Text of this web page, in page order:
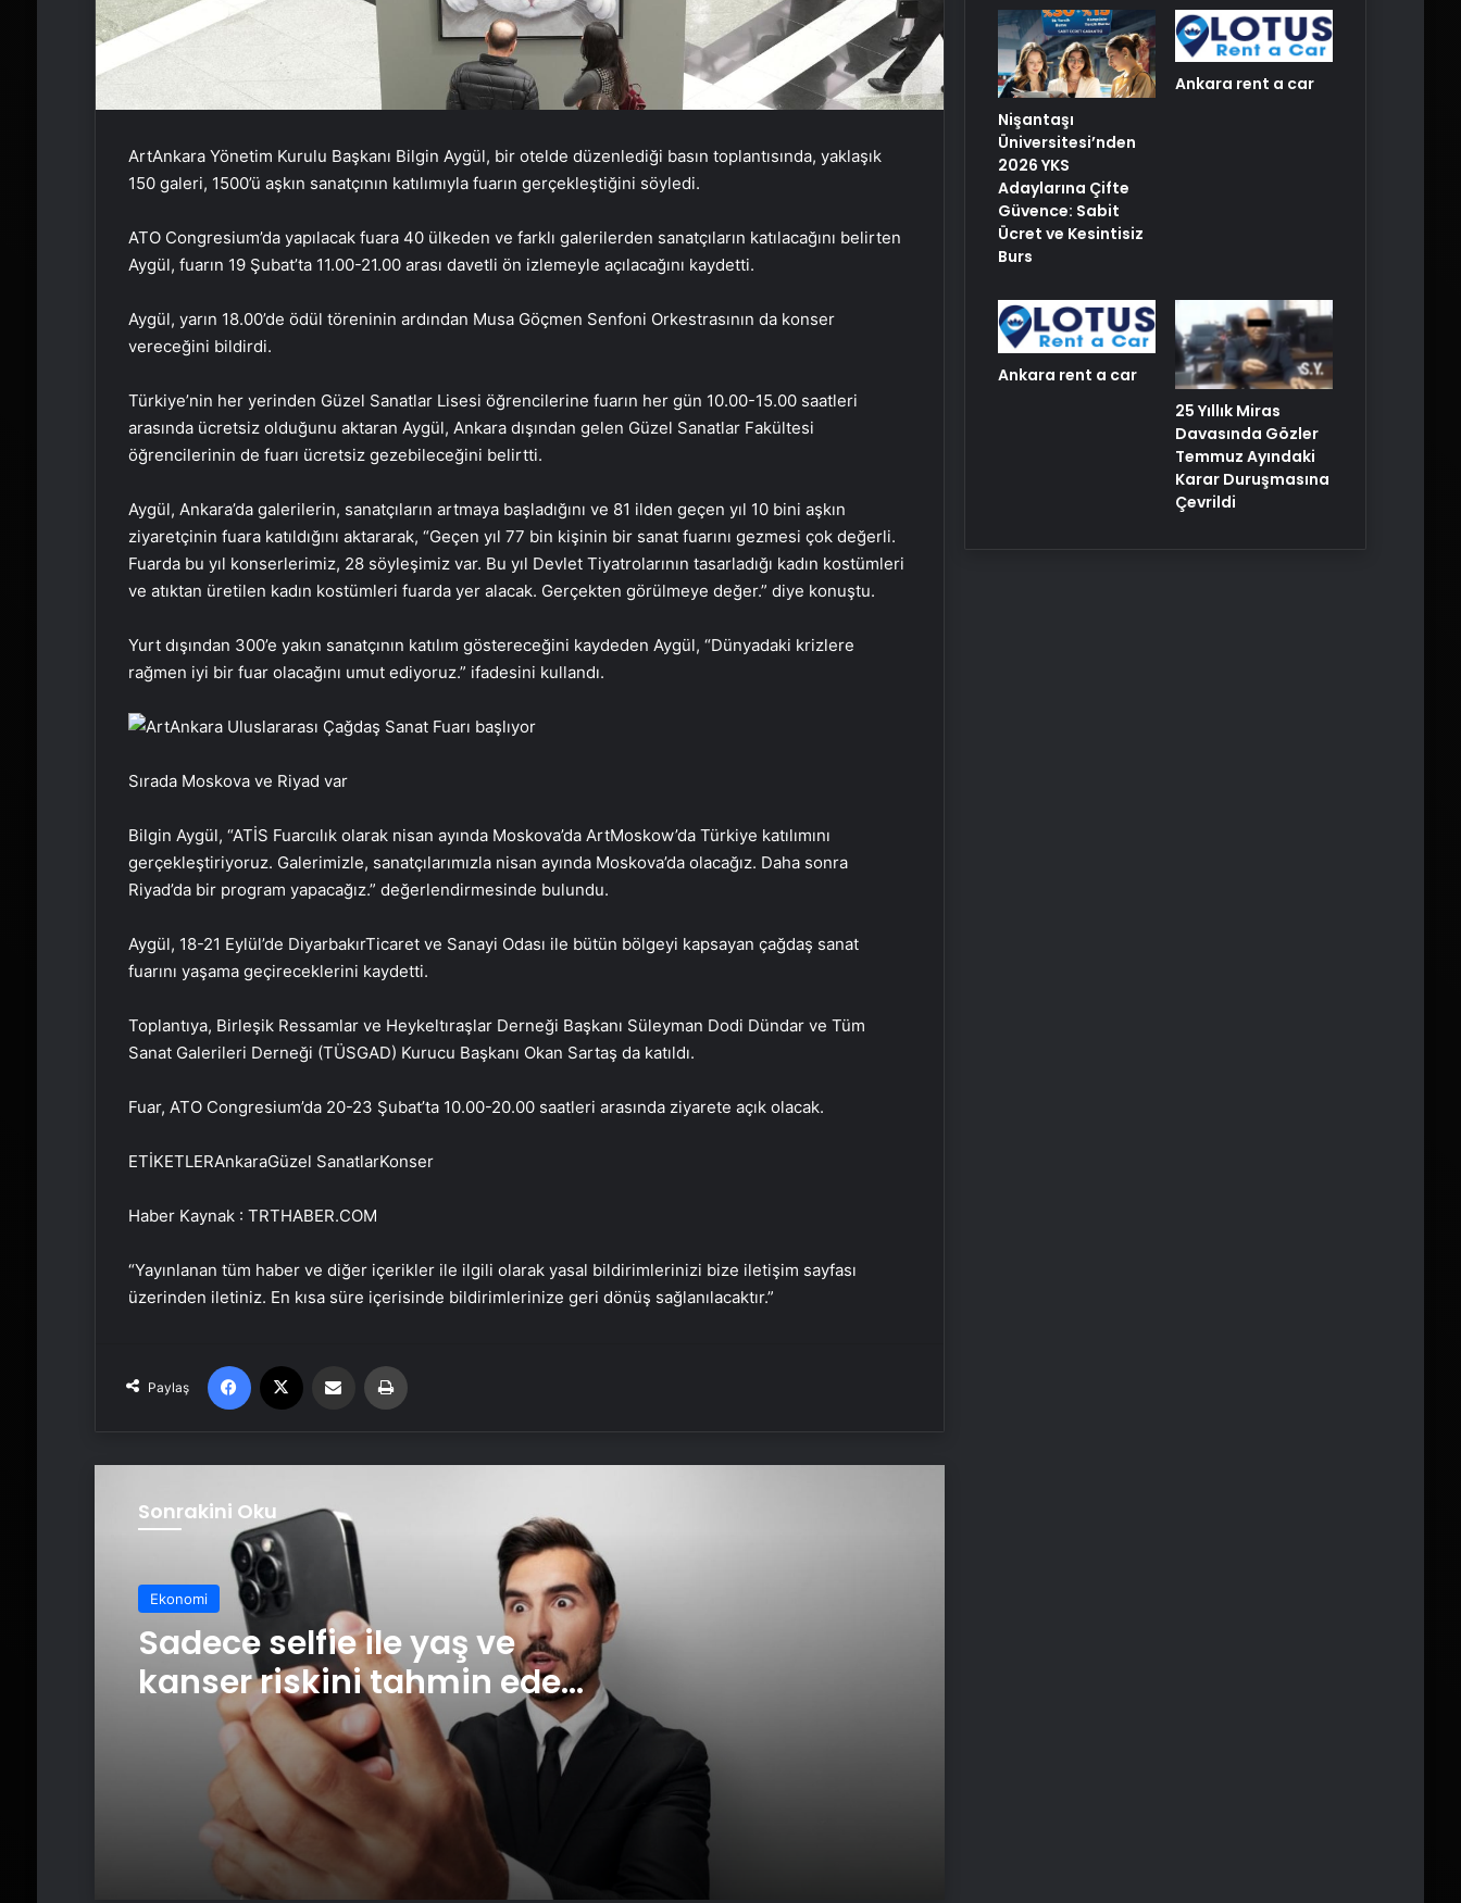
ArtAnkara Yönetim Kurulu Başkanı Bilgin Aygül, bir otelde düzenlediği basın toplantısında, yaklaşık
150 galeri, 1500’ü aşkın sanatçının katılımıyla fuarın gerçekleştiğini söyledi.
ATO Congresium’da yapılacak fuara 40 ülkeden ve farklı galerilerden sanatçıların katılacağını belirten
Aygül, fuarın 19 Şubat’ta 11.00-21.00 arası davetli ön izlemeyle açılacağını kaydetti.
Aygül, yarın 18.00’de ödül töreninin ardından Musa Göçmen Senfoni Orkestrasının da konser
vereceğini bildirdi.
Türkiye’nin her yerinden Güzel Sanatlar Lisesi öğrencilerine fuarın her gün 10.00-15.00 saatleri
arasında ücretsiz olduğunu aktaran Aygül, Ankara dışından gelen Güzel Sanatlar Fakültesi
öğrencilerinin de fuarı ücretsiz gezebileceğini belirtti.
Aygül, Ankara’da galerilerin, sanatçıların artmaya başladığını ve 81 ilden geçen yıl 10 bini aşkın
ziyaretçinin fuara katıldığını aktararak, “Geçen yıl 77 bin kişinin bir sanat fuarını gezmesi çok değerli.
Fuarda bu yıl konserlerimiz, 28 söyleşimiz var. Bu yıl Devlet Tiyatrolarının tasarladığı kadın kostümleri
ve atıktan üretilen kadın kostümleri fuarda yer alacak. Gerçekten görülmeye değer.” diye konuştu.
Yurt dışından 300’e yakın sanatçının katılım göstereceğini kaydeden Aygül, “Dünyadaki krizlere
rağmen iyi bir fuar olacağını umut ediyoruz.” ifadesini kullandı.
Sırada Moskova ve Riyad var
Bilgin Aygül, “ATİS Fuarcılık olarak nisan ayında Moskova’da ArtMoskow’da Türkiye katılımını
gerçekleştiriyoruz. Galerimizle, sanatçılarımızla nisan ayında Moskova’da olacağız. Daha sonra
Riyad’da bir program yapacağız.” değerlendirmesinde bulundu.
Aygül, 18-21 Eylül’de DiyarbakırTicaret ve Sanayi Odası ile bütün bölgeyi kapsayan çağdaş sanat
fuarını yaşama geçireceklerini kaydetti.
Toplantıya, Birleşik Ressamlar ve Heykeltıraşlar Derneği Başkanı Süleyman Dodi Dündar ve Tüm
Sanat Galerileri Derneği (TÜSGAD) Kurucu Başkanı Okan Sartaş da katıldı.
Fuar, ATO Congresium’da 20-23 Şubat’ta 10.00-20.00 saatleri arasında ziyarete açık olacak.
ETİKETLERAnkaraGüzel SanatlarKonser
Haber Kaynak : TRTHABER.COM
“Yayınlanan tüm haber ve diğer içerikler ile ilgili olarak yasal bildirimlerinizi bize iletişim sayfası
üzerinden iletiniz. En kısa süre içerisinde bildirimlerinize geri dönüş sağlanılacaktır.”
Paylaş
Facebook Email'den paylaş
Sonrakini Oku
Ekonomi
Sadece selfie ile yaş ve
kanser riskini tahmin eden
yapay zeka keşfedildi
riskini tahmin eden yapay zeka
keşfedildi
milyon euroluk Rothko tablosuna
Bu hafta 10 film vizyona girecek
Genç müzisyenden uluslararası
Nişantaşı
Üniversitesi’nden
2026 YKS
Adaylarına Çifte
Güvence: Sabit
Ücret ve Kesintisiz
Burs
Ankara rent a car
Ankara rent a car
25 Yıllık Miras
Davasında Gözler
Temmuz Ayındaki
Karar Duruşmasına
Çevrildi